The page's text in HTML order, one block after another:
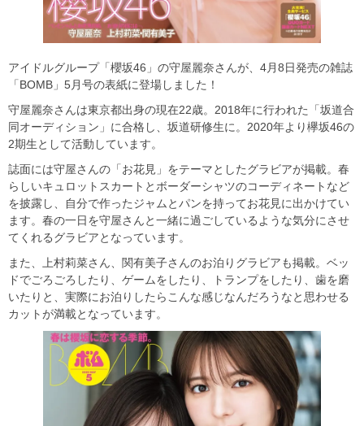
アイドルグループ「櫻坂46」の守屋麗奈さんが、4月8日発売の雑誌
「BOMB」5月号の表紙に登場しました！
守屋麗奈さんは東京都出身の現在22歳。2018年に行われた「坂道合
同オーディション」に合格し、坂道研修生に。2020年より欅坂46の
2期生として活動しています。
誌面には守屋さんの「お花見」をテーマとしたグラビアが掲載。春
らしいキュロットスカートとボーダーシャツのコーディネートなど
を披露し、自分で作ったジャムとパンを持ってお花見に出かけてい
ます。春の一日を守屋さんと一緒に過ごしているような気分にさせ
てくれるグラビアとなっています。
また、上村莉菜さん、関有美子さんのお泊りグラビアも掲載。ベッ
ドでごろごろしたり、ゲームをしたり、トランプをしたり、歯を磨
いたりと、実際にお泊りしたらこんな感じなんだろうなと思わせる
カットが満載となっています。